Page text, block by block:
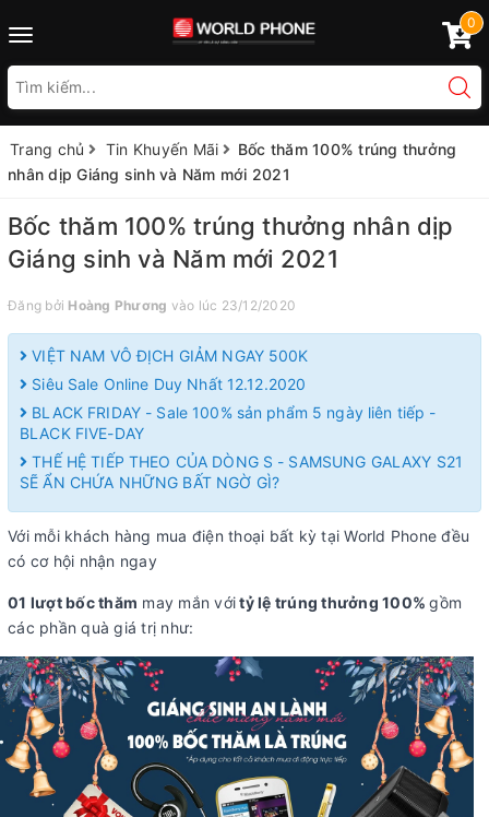
Toggle
0
Trang chủ Tin Khuyến Mãi
Bốc thăm 100% trúng thưởng
nhân dịp Giáng sinh và Năm mới 2021
Bốc thăm 100% trúng thưởng nhân dịp
Giáng sinh và Năm mới 2021
Đăng bởi Hoàng Phương vào lúc 23/12/2020
VIỆT NAM VÔ ĐỊCH GIẢM NGAY 500K
Siêu Sale Online Duy Nhất 12.12.2020
BLACK FRIDAY - Sale 100% sản phẩm 5 ngày liên tiếp -
BLACK FIVE-DAY
THẾ HỆ TIẾP THEO CỦA DÒNG S - SAMSUNG GALAXY S21
SẼ ẨN CHỨA NHỮNG BẤT NGỜ GÌ?
Với mỗi khách hàng mua điện thoại bất kỳ tại World Phone đều
có cơ hội nhận ngay
01 lượt bốc thăm may mắn vớitỷ lệ trúng thưởng 100%gồm
các phần quà giá trị như: